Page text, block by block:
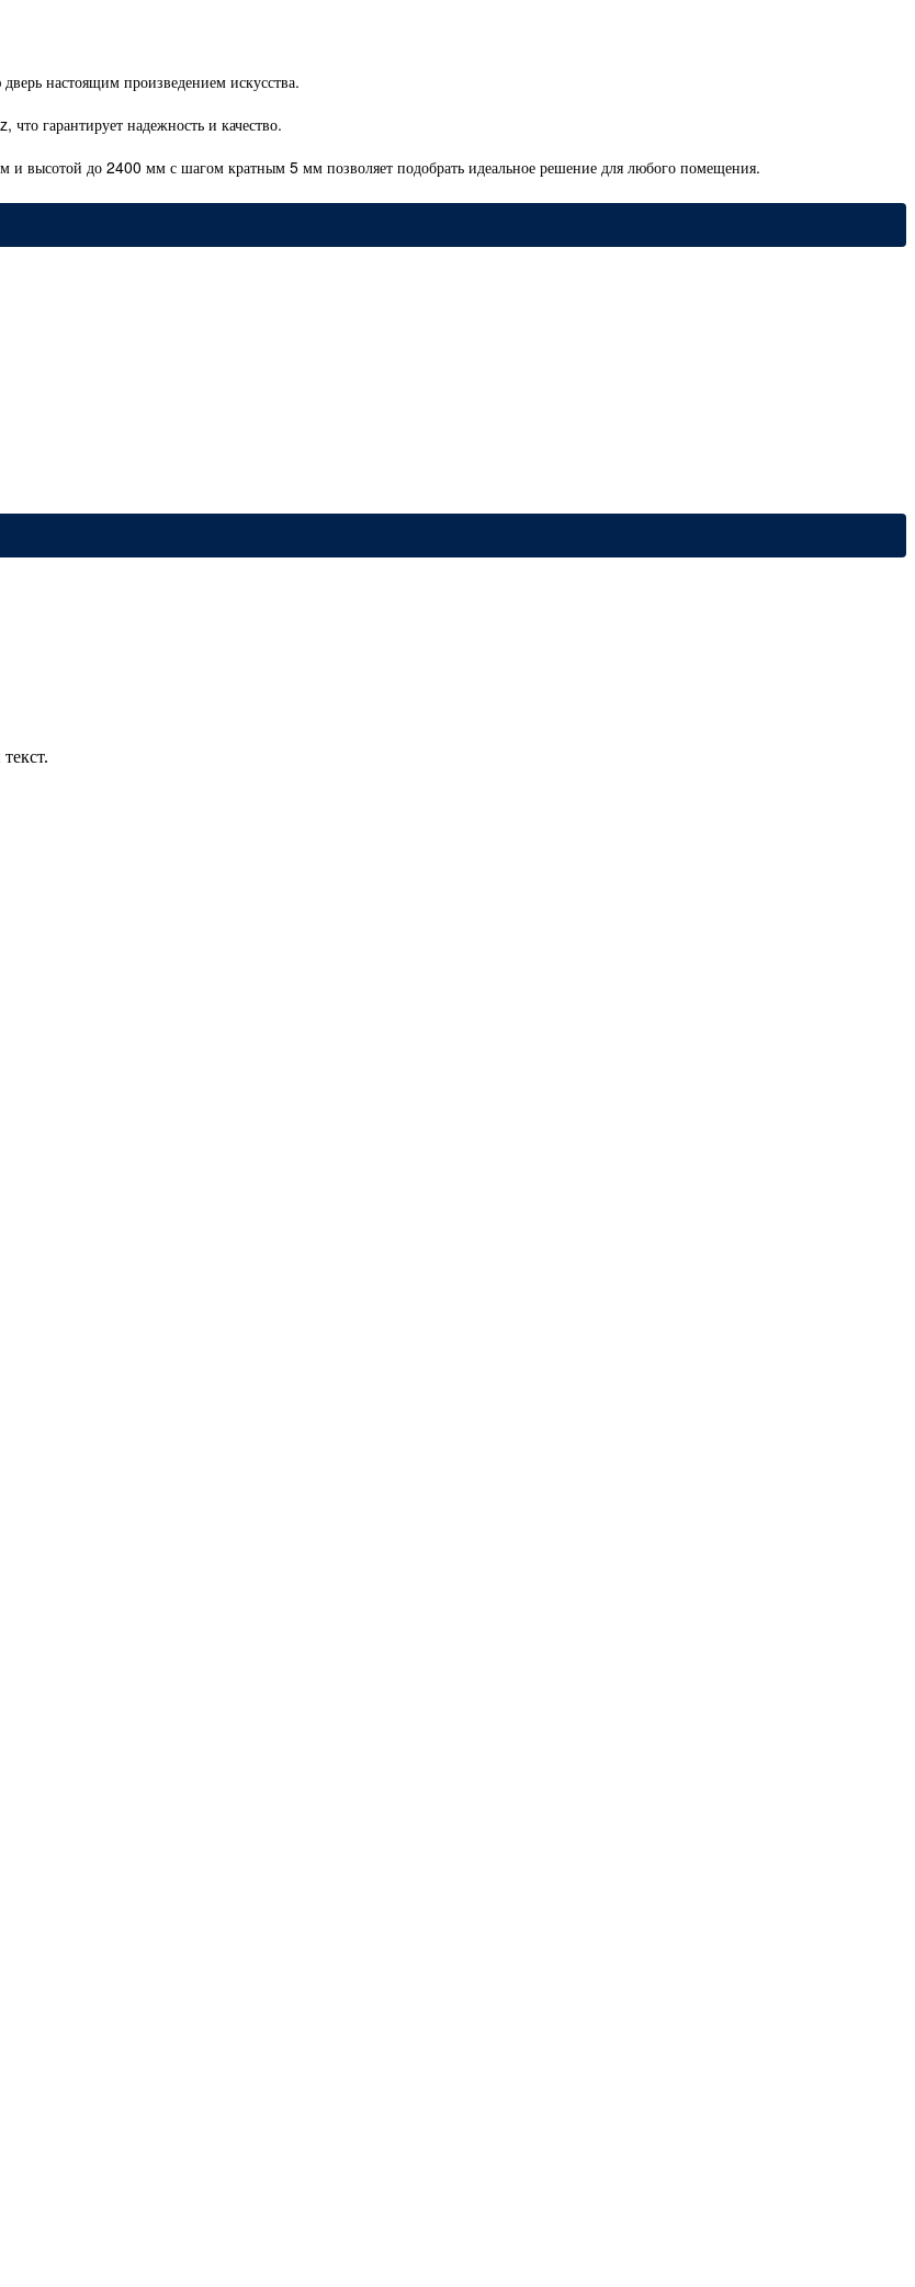
настоящим произведением искусства.
гарантирует надежность и качество.
до 2400 мм с шагом кратным 5 мм позволяет подобрать идеальное решение для любого помещения.